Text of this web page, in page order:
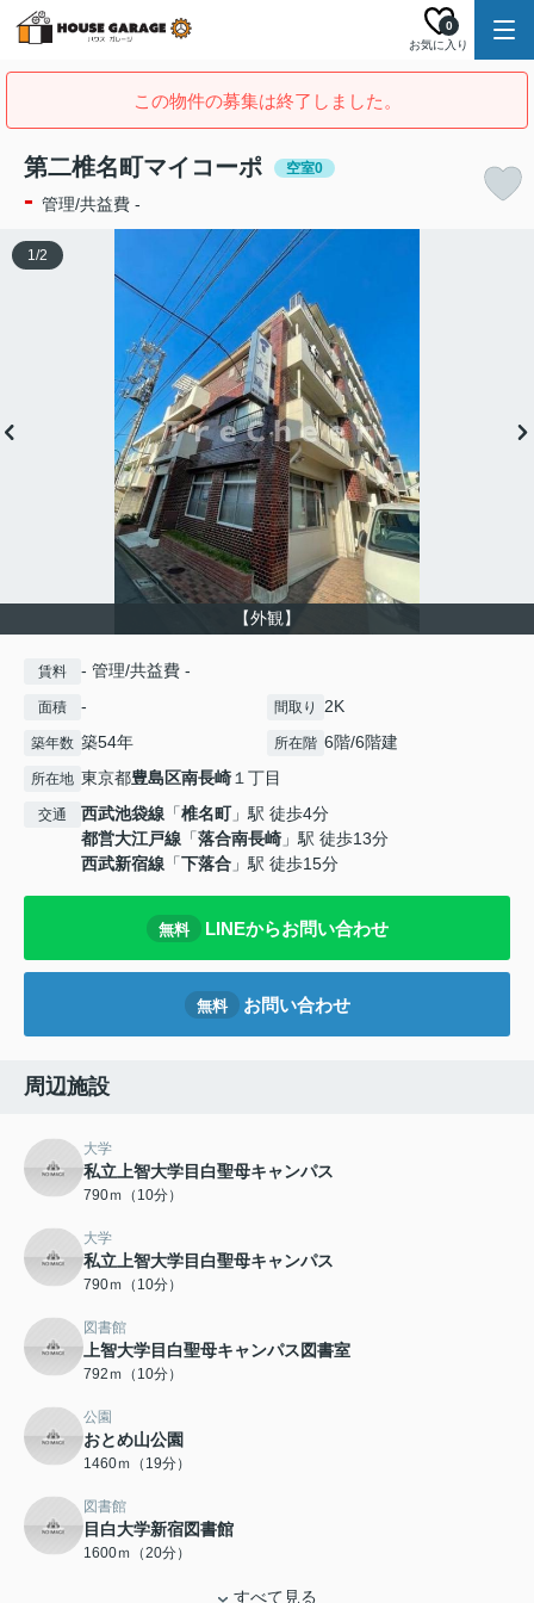
お気に入り
0
この物件の募集は終了しました。
第二椎名町マイコーポ 空室0
- 管理/共益費 -
【外観】
1/2
賃料 - 管理/共益費 -
面積 - 間取り 2K
築年数 築54年 所在階 6階/6階建
所在地 東京都豊島区南長崎１丁目
交通 西武池袋線 「椎名町」駅 徒歩4分
都営大江戸線 「落合南長崎 」駅 徒歩13分
西武新宿線 「下落合 」駅 徒歩15分
無料 LINEからお問い合わせ
無料 お問い合わせ
周辺施設
大学
私立上智大学目白聖母キャンパス
790ｍ（10分）
大学
私立上智大学目白聖母キャンパス
790ｍ（10分）
図書館
上智大学目白聖母キャンパス図書室
792ｍ（10分）
公園
おとめ山公園
1460ｍ（19分）
図書館
目白大学新宿図書館
1600ｍ（20分）
すべて見る